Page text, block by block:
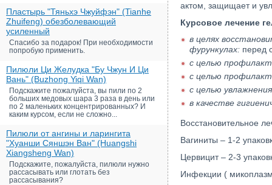
Пластырь "Тяньхэ Чжуйфэн" (Tianhe
Zhuifeng) обезболевающий
усиленный
Спасибо за подарок! При необходимости
попробую применить.
Пилюли Ци Желудка "Бу Чжун И Ци
Вань" (Buzhong Yiqi Wan)
Подскажите пожалуйста, вы пили по 2
больших медовых шара 3 раза в день или
по 2 маленьких концентрированных? И
каким курсом, если не сложно...
Пилюли от ангины и ларингита
"Хуанши Сяншэн Ван" (Huangshi
Xiangsheng Wan)
Подскажите, пожалуйста, пилюли нужно
рассасывать или глотать без
рассасывания?
актом, защищает и
Курсовое лечение
в целях
фурункулах: перед
с целью
с целью
с целью
в качестве
Восстановительное
Вагиниты – 1-2
Цервицит – 2-3
Инфекции (